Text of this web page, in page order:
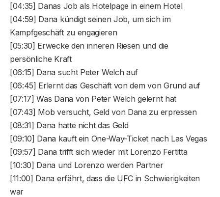
[04:35] Danas Job als Hotelpage in einem Hotel
[04:59] Dana kündigt seinen Job, um sich im
Kampfgeschäft zu engagieren
[05:30] Erwecke den inneren Riesen und die
persönliche Kraft
[06:15] Dana sucht Peter Welch auf
[06:45] Erlernt das Geschäft von dem von Grund auf
[07:17] Was Dana von Peter Welch gelernt hat
[07:43] Mob versucht, Geld von Dana zu erpressen
[08:31] Dana hatte nicht das Geld
[09:10] Dana kauft ein One-Way-Ticket nach Las Vegas
[09:57] Dana trifft sich wieder mit Lorenzo Fertitta
[10:30] Dana und Lorenzo werden Partner
[11:00] Dana erfährt, dass die UFC in Schwierigkeiten
war